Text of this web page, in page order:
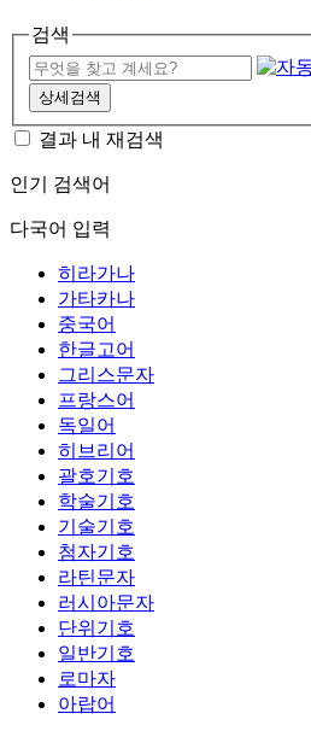
검색
상세검색
결과 내 재검색
인기 검색어
다국어 입력
히라가나
가타카나
중국어
한글고어
그리스문자
프랑스어
독일어
히브리어
괄호기호
학술기호
기술기호
첨자기호
라틴문자
러시아문자
단위기호
일반기호
로마자
아랍어